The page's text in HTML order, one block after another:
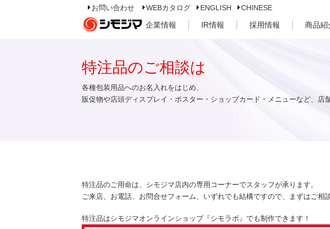
お問い合わせ WEBカタログ ENGLISH CHINESE
企業情報 IR情報 採用情報 商品紹
特注品のご相談は
各種包装用品へのお名入れをはじめ、
販促物や店頭ディスプレイ・ポスター・ショップカード・メニューなど、店
特注品のご用命は、シモジマ店内の専用コーナーでスタッフが承ります。
ご来店、お電話、お問合せフォーム、いずれでも結構ですので、まずはご相
特注品はシモジマオンラインショップ『シモラボ』でも制作できます！